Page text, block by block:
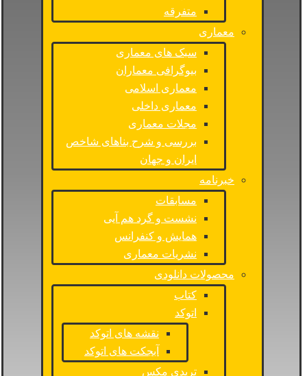
متفرقه
معماری
سبک های معماری
بیوگرافی معماران
معماری اسلامی
معماری داخلی
مجلات معماری
بررسی و شرح بناهای شاخص
ایران و جهان
خبرنامه
مسابقات
نشست و گرد هم آیی
همایش و کنفرانس
نشریات معماری
محصولات دانلودی
کتاب
اتوکد
نقشه های اتوکد
آبجکت های اتوکد
تریدی مکس